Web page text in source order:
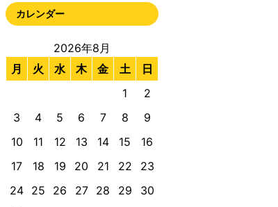
カレンダー
2026年8月
月
火 水 木 金 土 日
1
2
3
4 5 6 7 8
9
10
11 12 13 14 15
16
17
18 19 20 21 22
23
24 25 26 27 28 29
30